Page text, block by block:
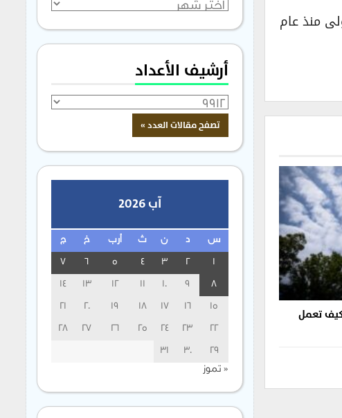
منذ عام
كيف تعمل
الأرشيف
أرشيف الأعداد
آب 2026
س د ن ث أرب خ ج
1
2
3
4
5
6
7
8
9
10
11
12
13
14
15
16
17
18
19
20
21
22
23
24
25
26
27
28
29
30
31
« تموز